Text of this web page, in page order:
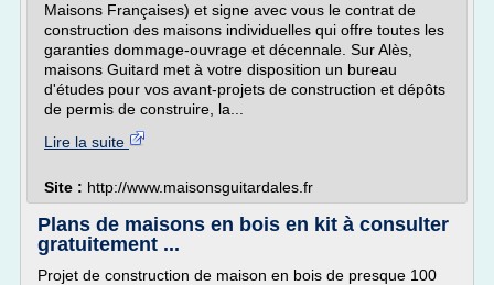
Maisons Françaises) et signe avec vous le contrat de
construction des maisons individuelles qui offre toutes les
garanties dommage-ouvrage et décennale. Sur Alès,
maisons Guitard met à votre disposition un bureau
d'études pour vos avant-projets de construction et dépôts
de permis de construire, la...
Lire la suite
Site : http://www.maisonsguitardales.fr
Plans de maisons en bois en kit à consulter
gratuitement ...
Projet de construction de maison en bois de presque 100